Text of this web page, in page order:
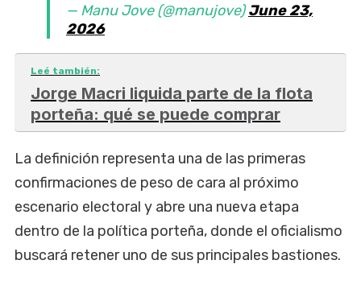
— Manu Jove (@manujove)June 23,
2026
Leé también:
Jorge Macri liquida parte de la flota
porteña: qué se puede comprar
La definición representa una de las primeras
confirmaciones de peso de cara al próximo
escenario electoral y abre una nueva etapa
dentro de la política porteña, donde el oficialismo
buscará retener uno de sus principales bastiones.